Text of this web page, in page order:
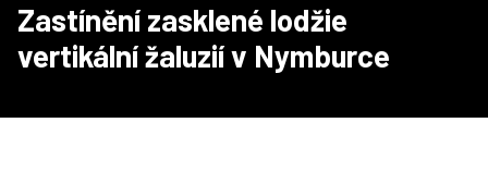
Zastínění zasklené lodžie
vertikální žaluzií v Nymburce